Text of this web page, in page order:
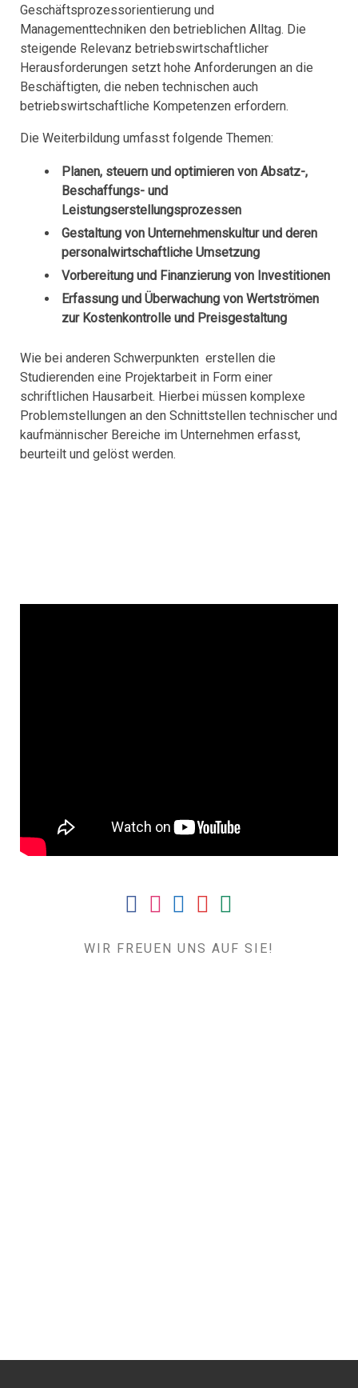
Geschäftsprozessorientierung und
Managementtechniken den betrieblichen Alltag. Die
steigende Relevanz betriebswirtschaftlicher
Herausforderungen setzt hohe Anforderungen an die
Beschäftigten, die neben technischen auch
betriebswirtschaftliche Kompetenzen erfordern.
Die Weiterbildung umfasst folgende Themen:
Planen, steuern und optimieren von Absatz-,
Beschaffungs- und
Leistungserstellungsprozessen
Gestaltung von Unternehmenskultur und deren
personalwirtschaftliche Umsetzung
Vorbereitung und Finanzierung von Investitionen
Erfassung und Überwachung von Wertströmen
zur Kostenkontrolle und Preisgestaltung
Wie bei anderen Schwerpunkten erstellen die
Studierenden eine Projektarbeit in Form einer
schriftlichen Hausarbeit. Hierbei müssen komplexe
Problemstellungen an den Schnittstellen technischer und
kaufmännischer Bereiche im Unternehmen erfasst,
beurteilt und gelöst werden.
FAB FA-FACEBOOK
FAB FA-INSTAGRAM
FAB FA-LINKEDIN
FAB FA-YOUTUBE
WIR FREUEN UNS AUF SIE!